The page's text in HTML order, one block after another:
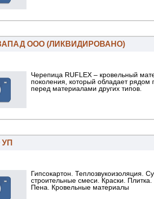
ООО (ЛИКВИДИРОВАНО)
Черепица RUFLEX – кровельный
поколения, который обладает рядом
перед материалами других типов.
Гипсокартон. Теплозвукоизоляция.
строительные смеси. Краски.
Пена. Кровельные материалы